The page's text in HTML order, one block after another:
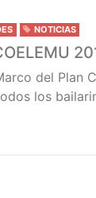
NOTICIAS
del Plan
los